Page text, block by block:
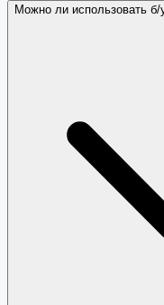
Можно ли использовать